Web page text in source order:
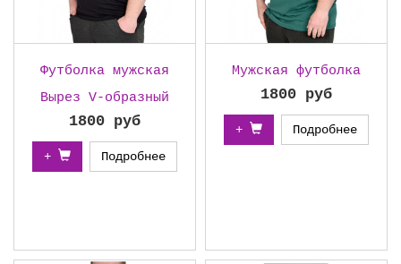
Футболка мужская
Вырез V-образный
1800 руб
+ Подробнее
Мужская футболка
1800 руб
+ Подробнее